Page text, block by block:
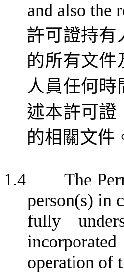
and also the
許可證持有
的所有文件
人員任何時
述本許可證
的相關文件
1.4
The
person(s) in
fully
incorporated
operation of